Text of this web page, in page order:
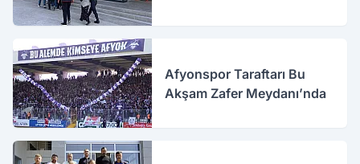
Afyonspor Taraftarı Bu
Akşam Zafer Meydanı’nda